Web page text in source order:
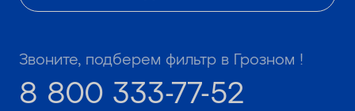
Звоните, подберем фильтр в Грозном !
8 800 333-77-52